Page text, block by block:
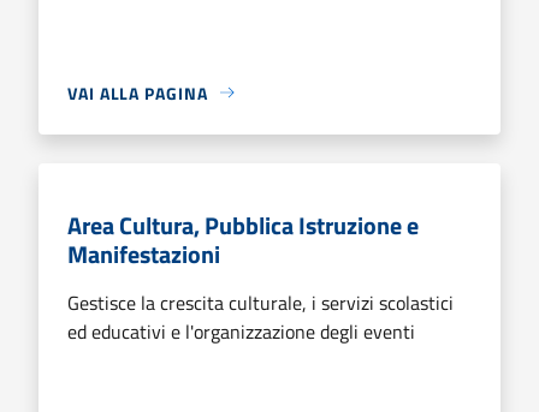
VAI ALLA PAGINA
Area Cultura, Pubblica Istruzione e
Manifestazioni
Gestisce la crescita culturale, i servizi scolastici
ed educativi e l'organizzazione degli eventi